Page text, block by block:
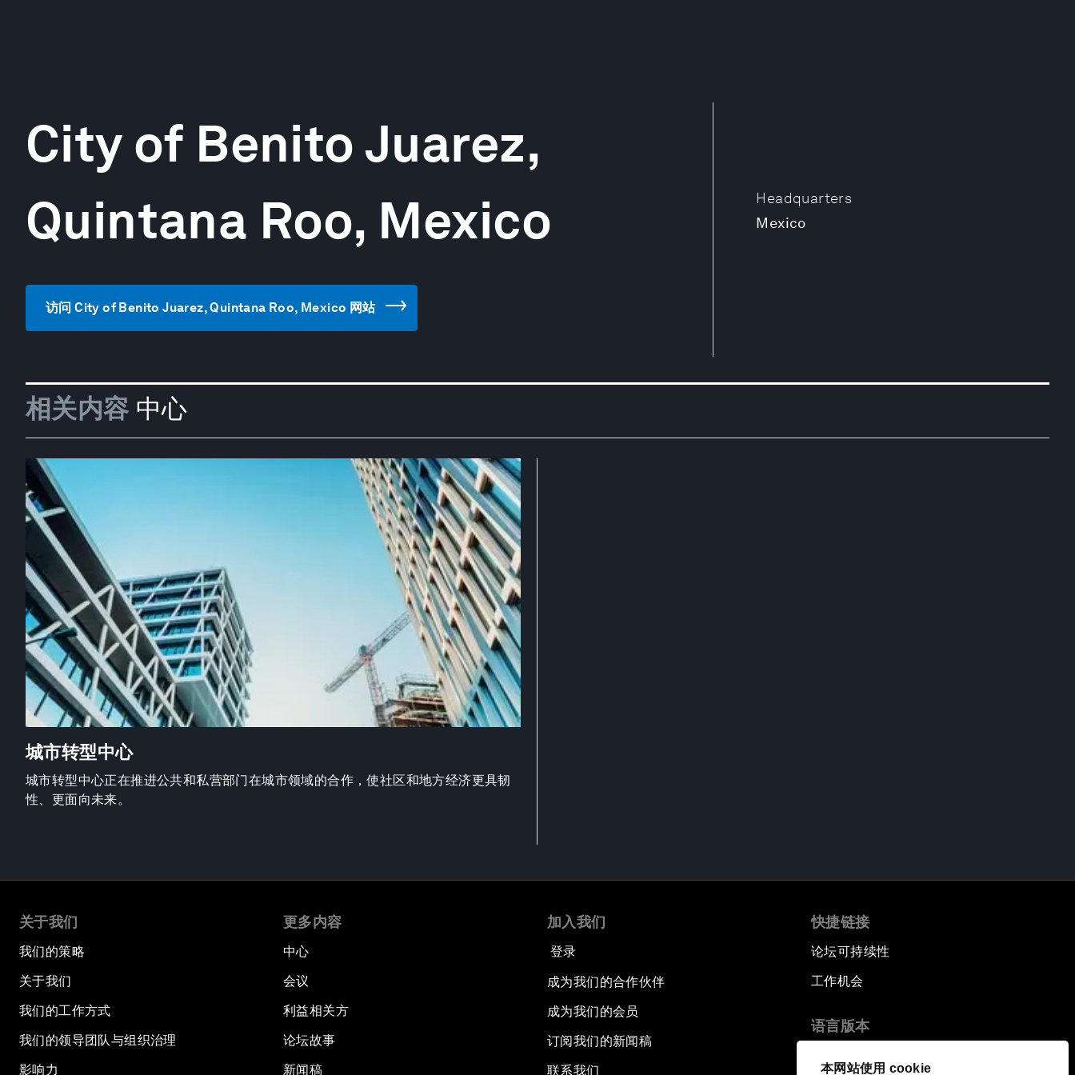
本网站使用 cookie
Headquarters
Mexico
City of Benito Juarez,
Quintana Roo, Mexico
访问 City of Benito Juarez, Quintana Roo, Mexico 网站
相关内容 中心
城市转型中心
城市转型中心正在推进公共和私营部门在城市领域的合作，使社区和地方经济更具韧
性、更面向未来。
关于我们
我们的策略
关于我们
我们的工作方式
我们的领导团队与组织治理
影响力
更多内容
中心
会议
利益相关方
论坛故事
新闻稿
加入我们
登录
成为我们的合作伙伴
成为我们的会员
订阅我们的新闻稿
联系我们
快捷链接
论坛可持续性
工作机会
语言版本